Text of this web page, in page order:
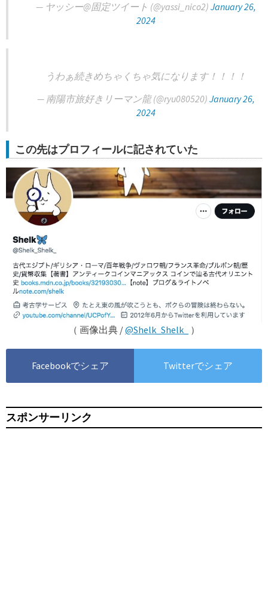
— ヤッシー@固定ツイート (@yassi_nico2) January 26,
2024
うわぁ続きめちゃくちゃ気になります！！！！
— 南陽市旅好きリーマン龍 (@ryu080520) January 26,
2024
この先はプロフィールに記されていた
（ 画像出典 /@Shelk_Shelk_ ）
Facebookでシェア Twitterでシェア
スポンサーリンク